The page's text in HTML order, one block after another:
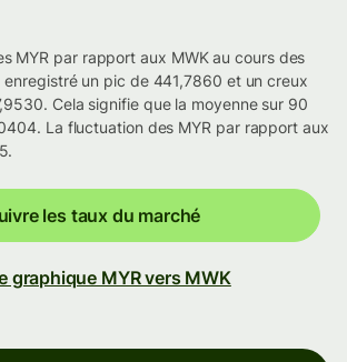
MYR par rapport aux MWK au cours des
enregistré un pic de 441,7860 et un creux
Cela signifie que la moyenne sur 90
La fluctuation des MYR par rapport aux
les taux du marché
graphique MYR vers MWK